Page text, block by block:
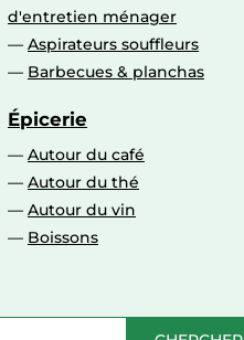
d'entretien ménager
Aspirateurs souffleurs
Barbecues & planchas
Épicerie
Autour du café
Autour du thé
Autour du vin
Boissons